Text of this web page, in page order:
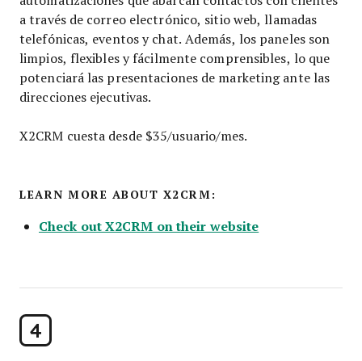
a través de correo electrónico, sitio web, llamadas
telefónicas, eventos y chat. Además, los paneles son
limpios, flexibles y fácilmente comprensibles, lo que
potenciará las presentaciones de marketing ante las
direcciones ejecutivas.
X2CRM cuesta desde $35/usuario/mes.
LEARN MORE ABOUT X2CRM:
Check out X2CRM on their website
4